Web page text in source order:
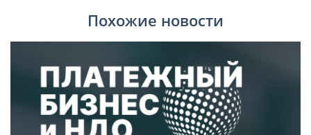
Похожие новости